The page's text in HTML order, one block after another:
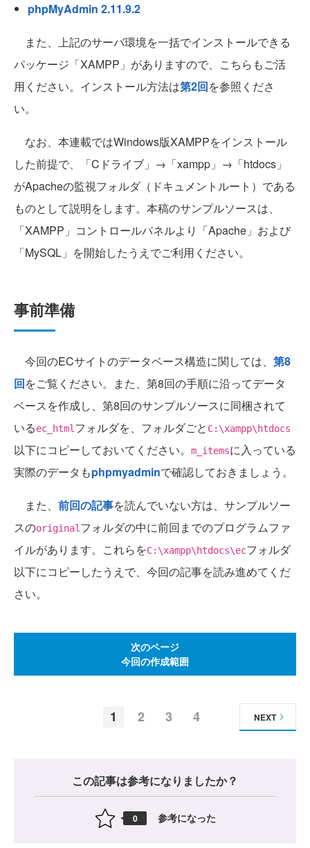
phpMyAdmin 2.11.9.2
また、上記のサーバ環境を一括でインストールできる
パッケージ「XAMPP」がありますので、こちらもご活
用ください。インストール方法は第2回を参照くださ
い。
なお、本連載ではWindows版XAMPPをインストール
した前提で、「Cドライブ」→「xampp」→「htdocs」
がApacheの監視フォルダ（ドキュメントルート）である
ものとして説明をします。本稿のサンプルソースは、
「XAMPP」コントロールパネルより「Apache」および
「MySQL」を開始したうえでご利用ください。
事前準備
今回のECサイトのデータベース構造に関しては、 第8
回をご覧ください。また、第8回の手順に沿ってデータ
ベースを作成し、第8回のサンプルソースに同梱されて
いるec_html フォルダを、フォルダごと C:\xampp\htdocs
以下にコピーしておいてください。 m_itemsに入っている
実際のデータもphpmyadminで確認しておきましょう。
また、 前回の記事を読んでいない方は、サンプルソー
スのoriginal フォルダの中に前回までのプログラムファ
イルがあります。これらをC:\xampp\htdocs\ecフォルダ
以下にコピーしたうえで、今回の記事を読み進めてくだ
さい。
次のページ
今回の作成範囲
1 2 3 4 NEXT
この記事は参考になりましたか？
0 参考になった